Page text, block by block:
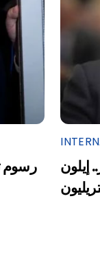
رسوم
دولار.. إيلون